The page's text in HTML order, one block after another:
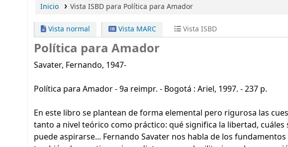
Inicio Vista ISBD para Política para Amador
Vista normal Vista MARC Vista ISBD
Política para Amador
Savater, Fernando, 1947-
Política para Amador - 9a reimpr. - Bogotá : Ariel, 1997. - 237 p.
En este libro se plantean de forma elemental pero rigurosa las
tanto a nivel teórico como práctico: qué significa la libertad,
puede aspirarse... Fernando Savater nos habla de los